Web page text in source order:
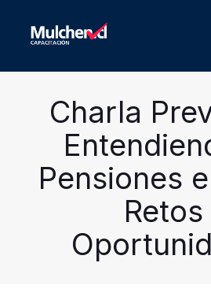
Charla
Pensiones